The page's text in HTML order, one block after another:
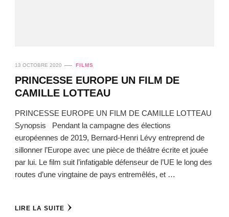
13 OCTOBRE 2020 FILMS
PRINCESSE EUROPE UN FILM DE
CAMILLE LOTTEAU
PRINCESSE EUROPE UN FILM DE CAMILLE LOTTEAU
Synopsis Pendant la campagne des élections
européennes de 2019, Bernard-Henri Lévy entreprend de
sillonner l’Europe avec une pièce de théâtre écrite et jouée
par lui. Le film suit l’infatigable défenseur de l’UE le long des
routes d’une vingtaine de pays entremêlés, et …
LIRE LA SUITE